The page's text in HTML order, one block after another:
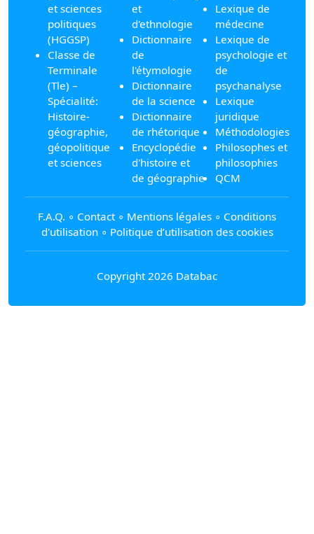
et sciences
politiques
(HGGSP)
Classe de
Terminale
(Tle) –
Spécialité:
Histoire-
géographie,
géopolitique
et sciences
et
d'ethnologie
Dictionnaire
de
l'étymologie
Dictionnaire
de la science
Dictionnaire
de rhétorique
Encyclopédie
d'histoire et
de géographie
Lexique de
médecine
Lexique de
psychologie et
de
psychanalyse
Lexique
juridique
Méthodologies
Philosophes et
philosophies
QCM
F.A.Q. ∘ Contact ∘ Mentions légales ∘ Conditions
d'utilisation∘ Politique d’utilisation des cookies
Copyright 2026 Databac